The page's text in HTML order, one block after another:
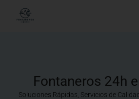
Fontaneros 24h
Soluciones Rápidas, Servicios de